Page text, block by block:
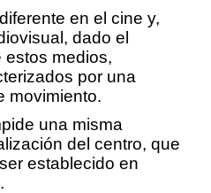
en el cine y,
dado el
estos medios,
por una
movimiento.
una misma
del centro, que
establecido en